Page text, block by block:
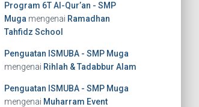
Program 6T Al-Qur’an - SMP
Muga mengenai Ramadhan
Tahfidz School
Penguatan ISMUBA - SMP Muga
mengenai Rihlah & Tadabbur Alam
Penguatan ISMUBA - SMP Muga
mengenai Muharram Event